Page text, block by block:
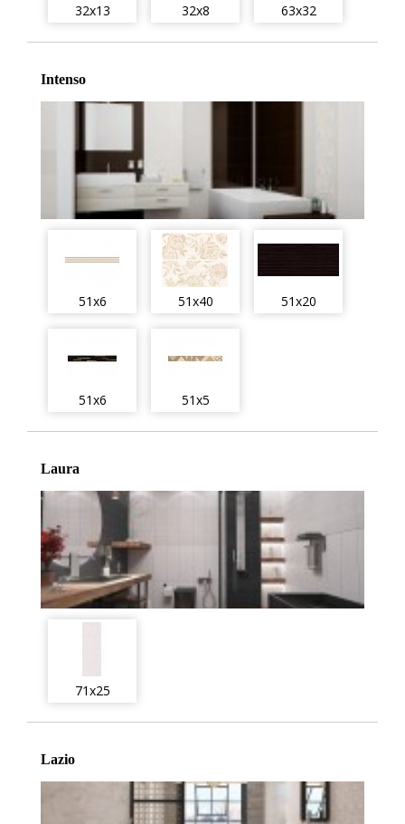
32x13 32x8 63x32
Intenso
51x6 51x40 51x20
51x6 51x5
Laura
71x25
Lazio